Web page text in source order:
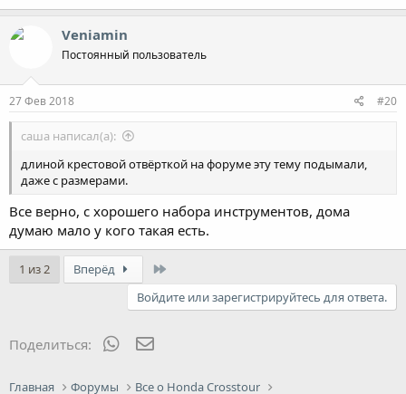
Veniamin
Постоянный пользователь
27 Фев 2018 #20
саша написал(а):
длиной крестовой отвёрткой на форуме эту тему подымали,
даже с размерами.
Все верно, с хорошего набора инструментов, дома
думаю мало у кого такая есть.
1 из 2 Вперёд
Войдите или зарегистрируйтесь для ответа.
Поделиться: WhatsApp
Главная Форумы Все о Honda Crosstour